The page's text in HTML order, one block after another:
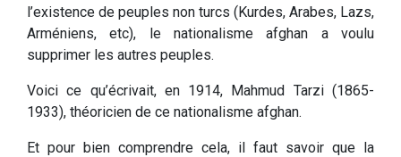
l’existence de peuples non turcs (Kurdes, Arabes, Lazs,
Arméniens, etc), le nationalisme afghan a voulu
supprimer les autres peuples.
Voici ce qu’écrivait, en 1914, Mahmud Tarzi (1865-
1933), théoricien de ce nationalisme afghan.
Et pour bien comprendre cela, il faut savoir que la